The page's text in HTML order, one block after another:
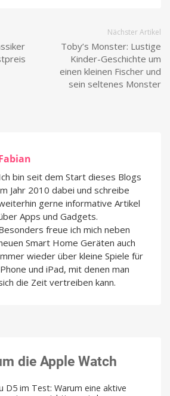
Nächster Artikel
Toby’s Monster: Lustige
Kinder-Geschichte um
einen kleinen Fischer und
sein seltenes Monster
bin seit dem Start dieses Blogs
Jahr 2010 dabei und schreibe
gerne informative Artikel
Apps und Gadgets.
freue ich mich neben
Smart Home Geräten auch
wieder über kleine Spiele für
und iPad, mit denen man
die Zeit vertreiben kann.
die Apple Watch
D5 im Test: Warum eine aktive